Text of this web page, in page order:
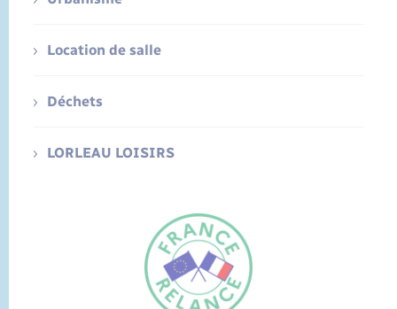
Location de salle
Déchets
LORLEAU LOISIRS